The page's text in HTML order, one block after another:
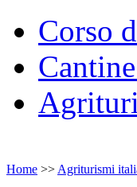
Corso
Home >> Agriturismi